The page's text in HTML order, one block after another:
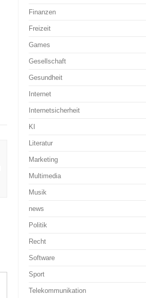
Finanzen
Freizeit
Games
Gesellschaft
Gesundheit
Internet
Internetsicherheit
KI
Literatur
Marketing
Multimedia
Musik
news
Politik
Recht
Software
Sport
Telekommunikation